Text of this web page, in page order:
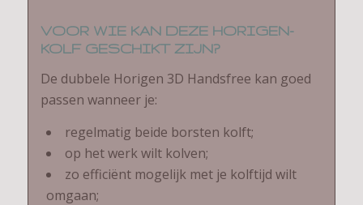
VOOR WIE KAN DEZE HORIGEN-
KOLF GESCHIKT ZIJN?
De dubbele Horigen 3D Handsfree kan goed
passen wanneer je:
regelmatig beide borsten kolft;
op het werk wilt kolven;
zo efficiënt mogelijk met je kolftijd wilt
omgaan;